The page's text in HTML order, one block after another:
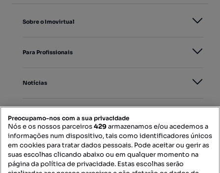
Sobre o Imovirtual
Para Profissionais
Notícias
Mapa do Site
Preocupamo-nos com a sua privacidade
Nós e os nossos parceiros429armazenamos e/ou acedemos a
informações num dispositivo, tais como identificadores únicos
em cookies para tratar dados pessoais. Pode aceitar ou gerir as
suas escolhas clicando abaixo ou em qualquer momento na
página da política de privacidade. Estas escolhas serão